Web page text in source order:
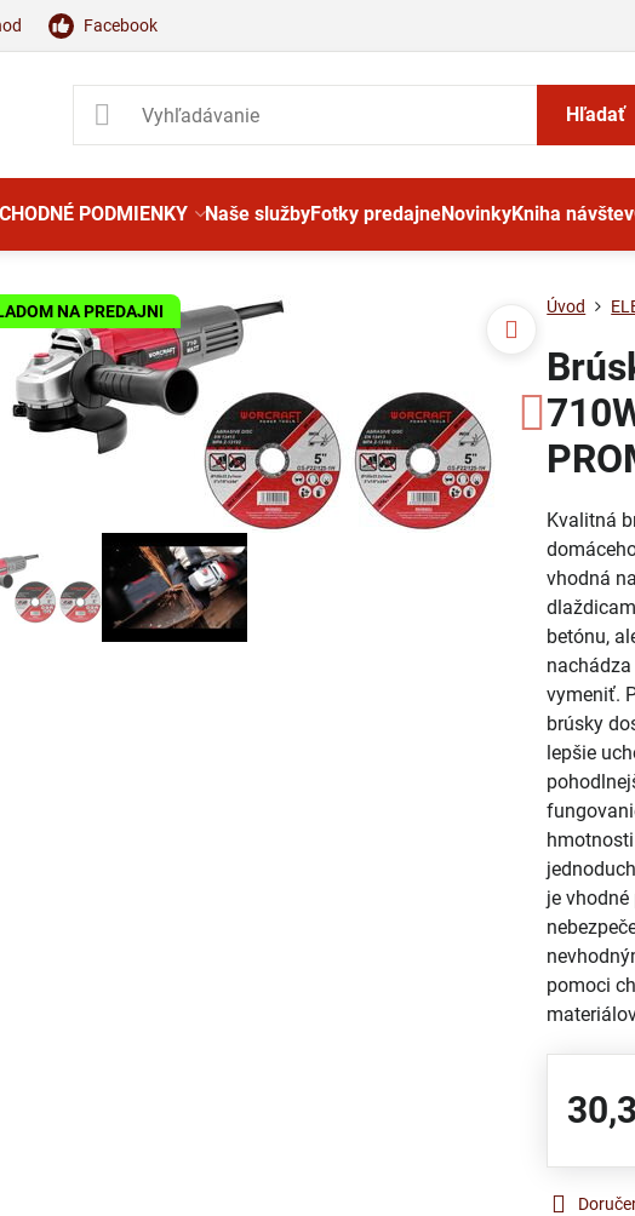
Facebook
Hľadať
PODMIENKY Naše službyFotky predajneNovinkyKniha návštev
NA PREDAJNI Úvod
Kvalitná
vhodná
betónu,
vymeniť.
brúsky
lepšie
je
pomoci